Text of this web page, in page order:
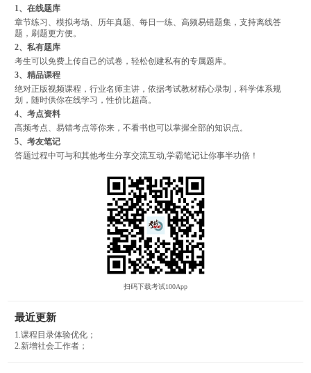
1、在线题库
章节练习、模拟考场、历年真题、每日一练、高频易错题集，支持离线答
题，刷题更方便。
2、私有题库
考生可以免费上传自己的试卷，轻松创建私有的专属题库。
3、精品课程
绝对正版视频课程，行业名师主讲，依据考试教材精心录制，科学体系规
划，随时供你在线学习，性价比超高。
4、考点资料
高频考点、易错考点等你来，不看书也可以掌握全部的知识点。
5、考友笔记
答题过程中可与和其他考生分享交流互动,学霸笔记让你事半功倍！
扫码下载考试100App
最近更新
1.课程目录体验优化；
2.新增社会工作者；